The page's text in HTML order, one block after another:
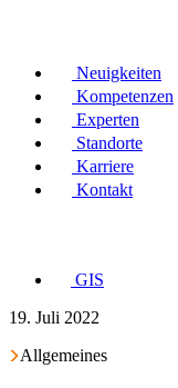
Neuigkeiten
Kompetenzen
Experten
Standorte
Karriere
Kontakt
GIS
19. Juli 2022
Allgemeines